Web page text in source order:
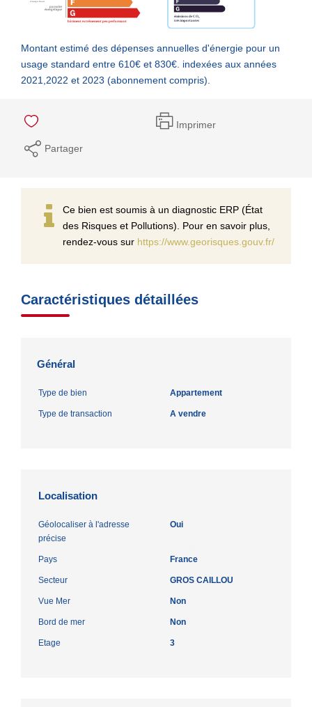
Montant estimé des dépenses annuelles d'énergie pour un
usage standard entre 610€ et 830€. indexées aux années
2021,2022 et 2023 (abonnement compris).
Imprimer
Partager
Ce bien est soumis à un diagnostic ERP (État
des Risques et Pollutions). Pour en savoir plus,
rendez-vous sur https://www.georisques.gouv.fr/
Caractéristiques détaillées
Général
Type de bien Appartement
Type de transaction A vendre
Localisation
Géolocaliser à l'adresse
précise
Oui
Pays France
Secteur GROS CAILLOU
Vue Mer Non
Bord de mer Non
Etage 3